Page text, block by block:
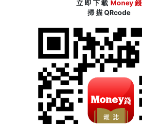
立 即 下 載 Money 錢
掃 描 QRcode